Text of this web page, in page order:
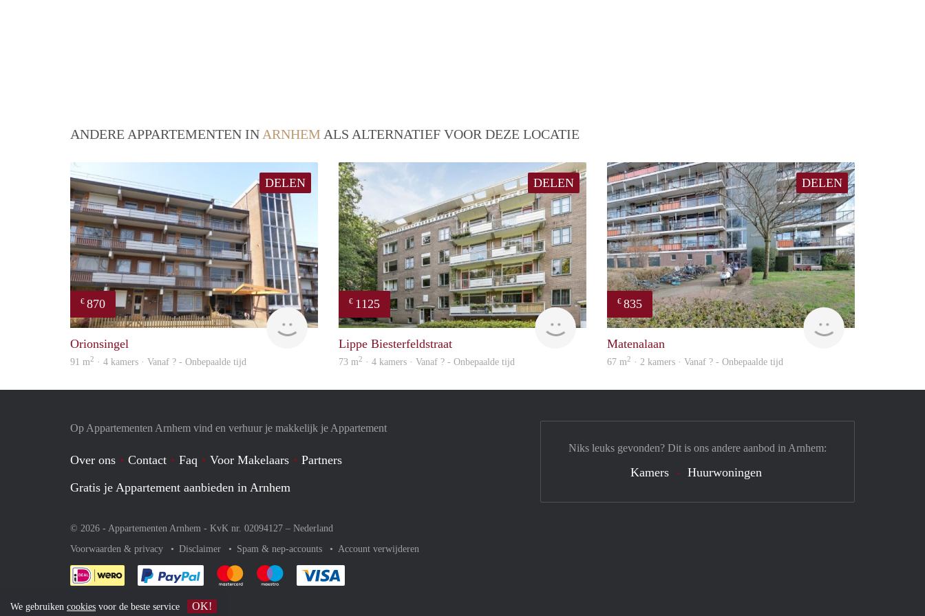
ANDERE APPARTEMENTEN IN ARNHEM ALS ALTERNATIEF VOOR DEZE LOCATIE
DELEN
€ 870
rent
Orionsingel
91 m2 · 4 kamers · Vanaf ? - Onbepaalde tijd
DELEN
€ 1125
rent
Lippe Biesterfeldstraat
73 m2 · 4 kamers · Vanaf ? - Onbepaalde tijd
DELEN
€ 835
finder
Matenalaan
67 m2 · 2 kamers · Vanaf ? - Onbepaalde tijd
Op Appartementen Arnhem vind en verhuur je makkelijk je Appartement
Over ons Contact Faq Voor Makelaars
Partners
Gratis je Appartement aanbieden in Arnhem
© 2026 - Appartementen Arnhem - KvK nr. 02094127 – Nederland
Voorwaarden & privacy
Disclaimer Spam & nep-accounts Account verwijderen
Je rekent gemakkelijk af met Paypal
Je rekent gemakkelijk af met Mastercard
Je rekent gemakkelijk af met Meastro
Niks leuks gevonden? Dit is ons andere aanbod in Arnhem:
Kamers Huurwoningen
We gebruiken cookies voor de beste service OK!